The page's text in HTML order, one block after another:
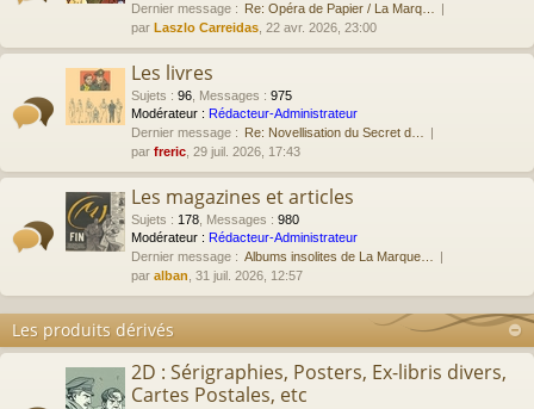
Dernier message : Re: Opéra de Papier / La Marq…
par Laszlo Carreidas , 22 avr. 2026, 23:00
Les livres
Sujets : 96 Messages : 975
Modérateur : Rédacteur-Administrateur
Dernier message : Re: Novellisation du Secret d…
par freric , 29 juil. 2026, 17:43
Les magazines et articles
Sujets : 178 Messages : 980
Modérateur : Rédacteur-Administrateur
Dernier message : Albums insolites de La Marque…
par alban , 31 juil. 2026, 12:57
Les produits dérivés
2D : Sérigraphies, Posters, Ex-libris divers,
Cartes Postales, etc